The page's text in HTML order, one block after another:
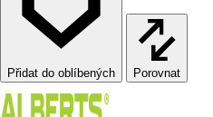
Porovnat